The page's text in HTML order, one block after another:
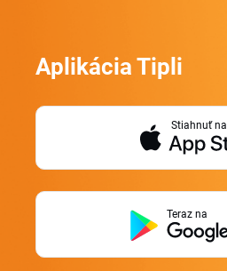
Aplikácia Tipli
Stiahnuť na
Teraz na